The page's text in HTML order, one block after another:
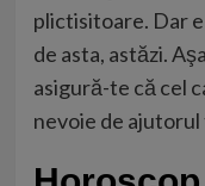
plictisitoare. Dar
de asta, astăzi.
asigură-te că cel
nevoie de ajutorul